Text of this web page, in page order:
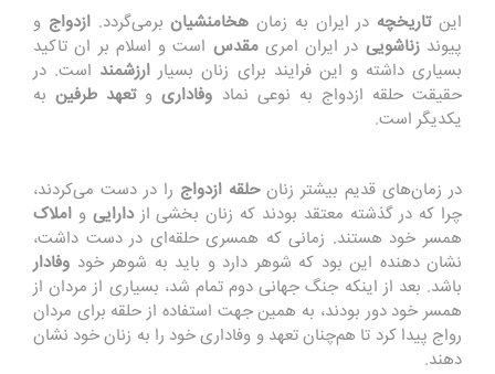
اینتاریخچه در ایران به زمان هخامنشیانبرمی‌گردد.ازدواج و
پیوندزناشویی در ایران امریمقدس است و اسلام بر ان تاکید
بسیاری داشته و این فرایند برای زنان بسیار ارزشمند است. در
حقیقت حلقه ازدواج به نوعی نماد وفاداری وتعهد طرفینبه
یکدیگر است.
در زمان‌های قدیم بیشتر زنانحلقه ازدواج را در دست می‌کردند،
چرا که در گذشته معتقد بودند که زنان بخشی ازداراییو املاک
همسر خود هستند. زمانی که همسری حلقه‌ای در دست داشت،
نشان دهنده این بود که شوهر دارد و باید به شوهر خود وفادار
باشد. بعد از اینکه جنگ جهانی دوم تمام شد، بسیاری از مردان از
همسر خود دور بودند، به همین جهت استفاده از حلقه برای مردان
رواج پیدا کرد تا هم‌چنان تعهد و وفاداری خود را به زنان خود نشان
دهند.